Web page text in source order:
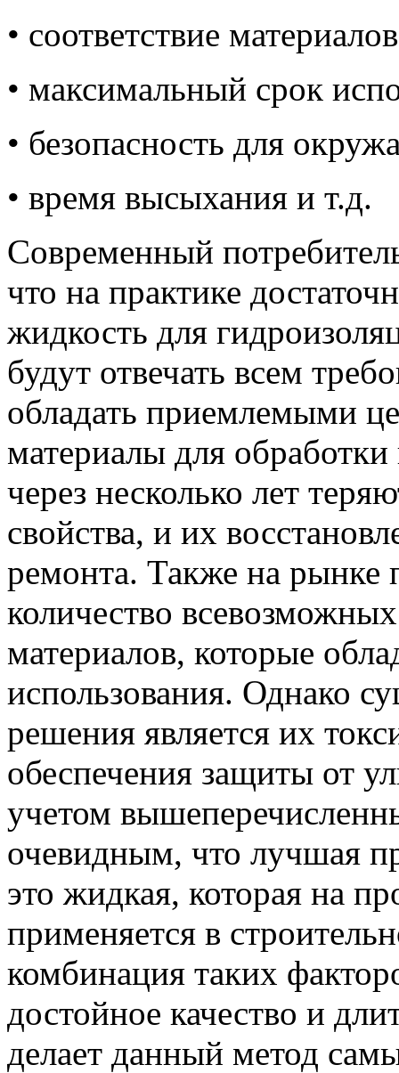
• соответствие
• максимальный срок
• безопасность для
• время высыхания и т.д.
Современный
что на практике
жидкость для
будут отвечать всем
обладать приемлемыми
материалы для
через несколько лет
свойства, и их
ремонта. Также на рынке
количество
материалов, которые
использования. Однако
решения является их
обеспечения защиты от
учетом
очевидным, что лучшая
это жидкая, которая на
применяется в
комбинация таких
достойное качество и
делает данный метод